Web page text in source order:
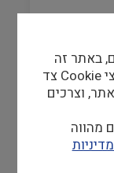
באתר זה
נעשה שימוש בקבצי Cookie וכן בקבצי Cookie צד
וצרכים
מהווה